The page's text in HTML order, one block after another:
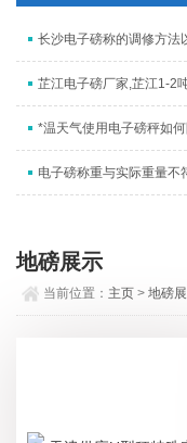
长沙电子磅称的调修方法
芷江电子磅厂家,芷江1-2
*温天气使用电子磅秤如何
电子磅称重与实际重量不
地磅展示
当前位置： 主页 >地磅